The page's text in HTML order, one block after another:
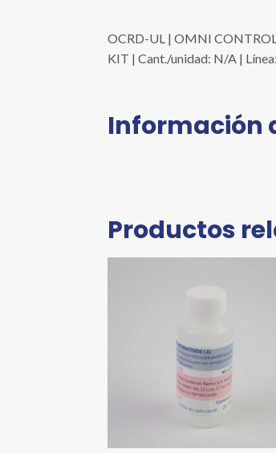
OCRD-UL | OMNI
KIT | Cant./unidad: N/A |
Información
Productos